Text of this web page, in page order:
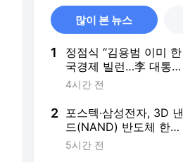
많이 본 뉴스
1
정점식 “김용범 이미 한
국경제 빌런…李 대통령,
경질 결단해야”
4시간 전
2 포스텍·삼성전자, 3D 낸
드(NAND) 반도체 한계
넘는 기술 개발
5시간 전